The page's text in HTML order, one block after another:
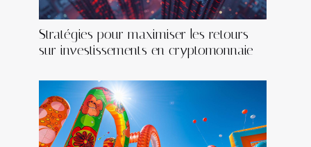
Stratégies pour maximiser les retours
sur investissements en cryptomonnaie